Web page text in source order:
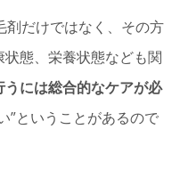
剤だけではなく、その方
態、栄養状態なども関
には総合的なケアが必
”ということがあるので